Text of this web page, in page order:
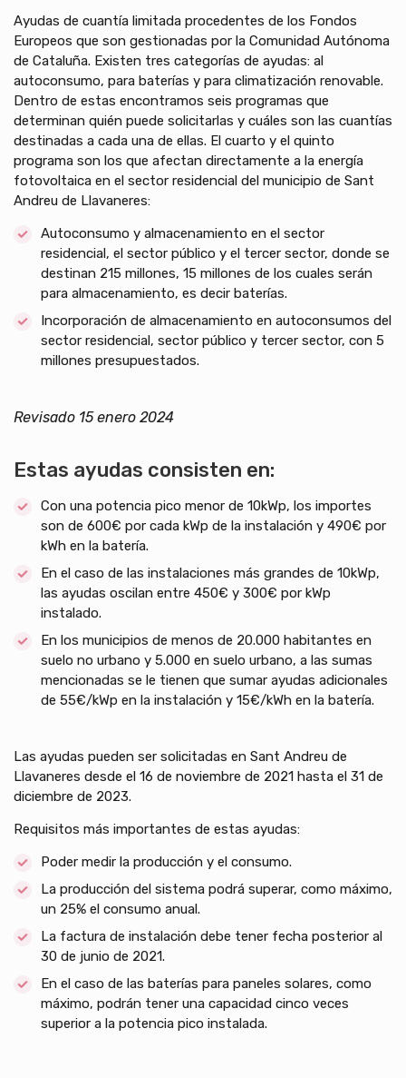
Ayudas de cuantía limitada procedentes de los Fondos
Europeos que son gestionadas por la Comunidad Autónoma
de Cataluña. Existen tres categorías de ayudas: al
autoconsumo, para baterías y para climatización renovable.
Dentro de estas encontramos seis programas que
determinan quién puede solicitarlas y cuáles son las cuantías
destinadas a cada una de ellas. El cuarto y el quinto
programa son los que afectan directamente a la energía
fotovoltaica en el sector residencial del municipio de Sant
Andreu de Llavaneres:
Autoconsumo y almacenamiento en el sector
residencial, el sector público y el tercer sector, donde se
destinan 215 millones, 15 millones de los cuales serán
para almacenamiento, es decir baterías.
Incorporación de almacenamiento en autoconsumos del
sector residencial, sector público y tercer sector, con 5
millones presupuestados.
Revisado 15 enero 2024
Estas ayudas consisten en:
Con una potencia pico menor de 10kWp, los importes
son de 600€ por cada kWp de la instalación y 490€ por
kWh en la batería.
En el caso de las instalaciones más grandes de 10kWp,
las ayudas oscilan entre 450€ y 300€ por kWp
instalado.
En los municipios de menos de 20.000 habitantes en
suelo no urbano y 5.000 en suelo urbano, a las sumas
mencionadas se le tienen que sumar ayudas adicionales
de 55€/kWp en la instalación y 15€/kWh en la batería.
Las ayudas pueden ser solicitadas en Sant Andreu de
Llavaneres desde el 16 de noviembre de 2021 hasta el 31 de
diciembre de 2023.
Requisitos más importantes de estas ayudas:
Poder medir la producción y el consumo.
La producción del sistema podrá superar, como máximo,
un 25% el consumo anual.
La factura de instalación debe tener fecha posterior al
30 de junio de 2021.
En el caso de las baterías para paneles solares, como
máximo, podrán tener una capacidad cinco veces
superior a la potencia pico instalada.